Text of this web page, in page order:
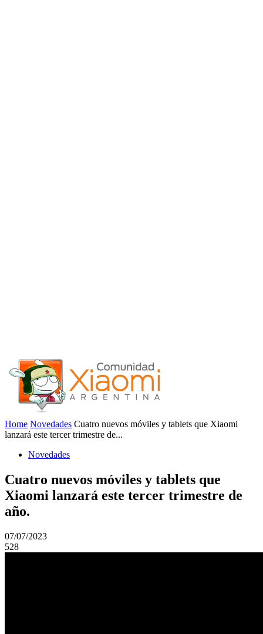
Home Novedades Cuatro nuevos móviles y tablets que Xiaomi
lanzará este tercer trimestre de...
Novedades
Cuatro nuevos móviles y tablets que
Xiaomi lanzará este tercer trimestre de
año.
07/07/2023
528